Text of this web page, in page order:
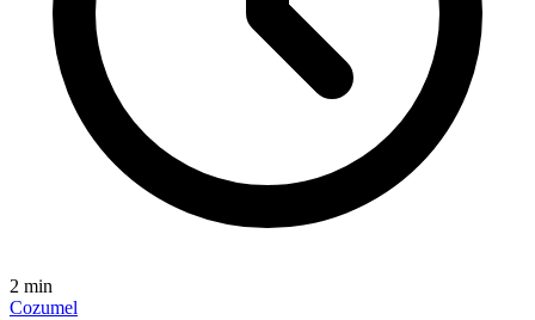
2 min
Cozumel